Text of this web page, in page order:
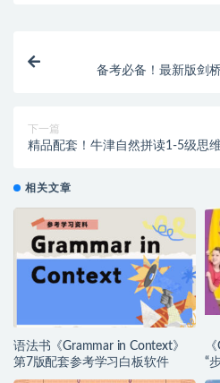
备考必备！最新版剑
下一篇
精品配套！牛津自然拼读1-5级思
相关文章
语法书《Grammar in Context》
第7版配套参考学习白板软件
“
构